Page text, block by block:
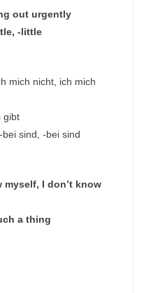
out urgently
-little
mich nicht, ich mich
gibt
sind, -bei sind
myself, I don’t know
a thing